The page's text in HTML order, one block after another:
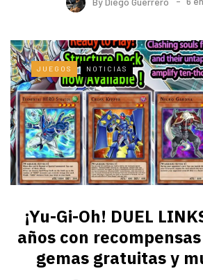
JUEGOS NOTICIAS
¡Yu-Gi-Oh! DUEL
años con
gemas gratuitas y